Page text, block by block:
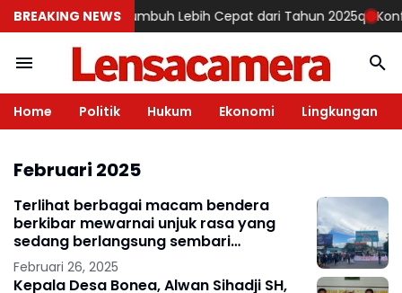
BREAKING NEWS
I-2026 Tumbuh Lebih Cepat dari Tahun 2025q
Home Politik Hukum Ekonomi Lingkungan
Februari 2025
Terlihat berbagai macam bendera
berkibar mewarnai unjuk rasa yang
sedang berlangsung sembari
menyampaikan orasinya
Februari 26, 2025
Kepala Desa Bonea, Alwan Sihadji SH,